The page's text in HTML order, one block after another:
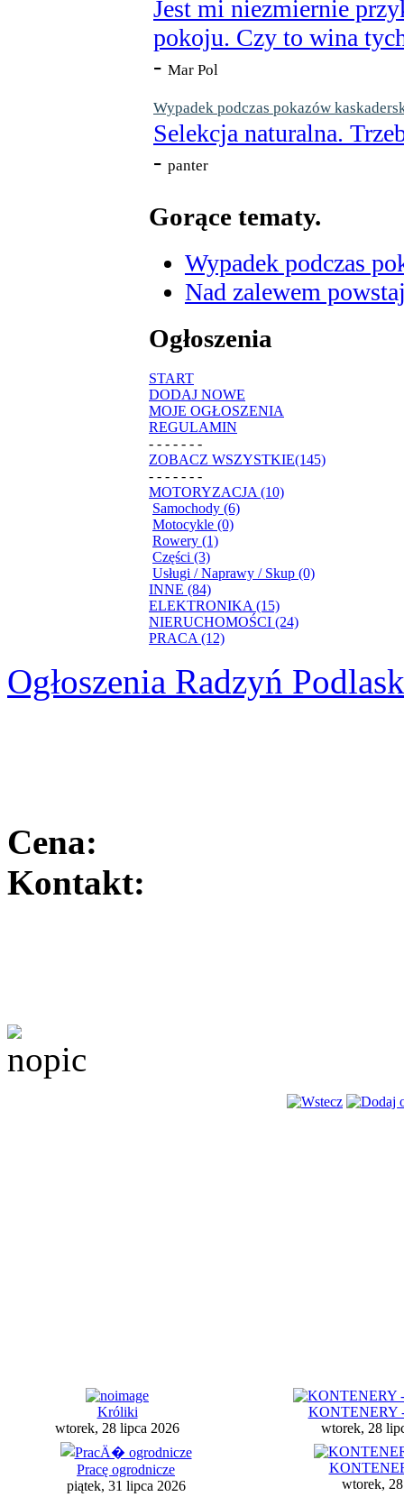
Jest mi niezmiernie
pokoju. Czy to wina
- Mar Pol
Wypadek podczas pokazów
Selekcja naturalna.
- panter
Gorące tematy.
Wypadek podczas
Nad zalewem
Ogłoszenia
START
DODAJ NOWE
MOJE OGŁOSZENIA
REGULAMIN
- - - - - - -
ZOBACZ WSZYSTKIE(145)
- - - - - - -
MOTORYZACJA (10)
Samochody (6)
Motocykle (0)
Rowery (1)
Części (3)
Usługi / Naprawy / Skup (0)
INNE (84)
ELEKTRONIKA (15)
NIERUCHOMOŚCI (24)
PRACA (12)
Ogłoszenia Radzyń
Cena:
Kontakt:
Króliki
wtorek, 28 lipca 2026
KONTENERY -
wtorek, 28
Pracę ogrodnicze
piątek, 31 lipca 2026
wtorek,